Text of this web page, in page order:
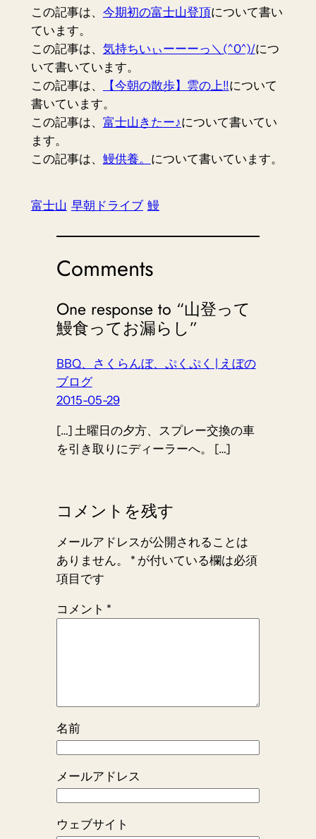
この記事は、 今期初の富士山登頂について書い
ています。
この記事は、 気持ちいぃーーーっ＼(^0^)/につ
いて書いています。
この記事は、
【今朝の散歩】雲の上!!について
書いています。
この記事は、 富士山きたー♪について書いてい
ます。
この記事は、 鰻供養。 について書いています。
富士山 早朝ドライブ 鰻
Comments
One response to “山登って
鰻食ってお漏らし”
BBQ、さくらんぼ、ぷくぷく | えぼの
ブログ
2015-05-29
[…] 土曜日の夕方、スプレー交換の車
を引き取りにディーラーへ。 […]
コメントを残す
メールアドレスが公開されることは
ありません。
* が付いている欄は必須
項目です
コメント *
名前
メールアドレス
ウェブサイト